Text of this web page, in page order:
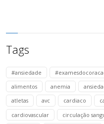
Tags
#ansiedade
alimentos
anemia
atletas
avc cardiaco
cardiovascular
circulação